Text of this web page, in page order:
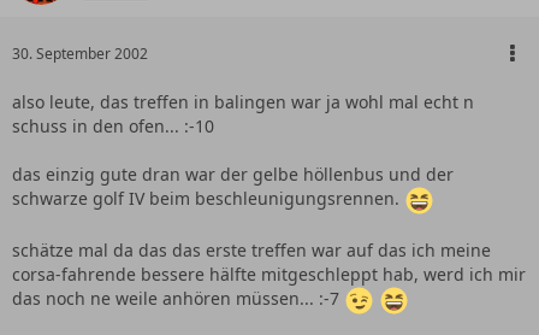
30. September 2002
also leute, das treffen in balingen war ja wohl mal echt n
schuss in den ofen... :-10
das einzig gute dran war der gelbe höllenbus und der
schwarze golf IV beim beschleunigungsrennen.
schätze mal da das das erste treffen war auf das ich meine
corsa-fahrende bessere hälfte mitgeschleppt hab, werd ich mir
das noch ne weile anhören müssen... :-7